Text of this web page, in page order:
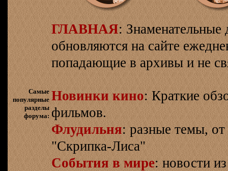
ГЛАВНАЯ: Знаменательные
обновляются на сайте
попадающие в архивы и не
Самые
популярные
разделы
форума:
Новинки кино: Краткие
фильмов.
Флудильня: разные темы,
"Скрипка-Лиса"
События в мире: новости